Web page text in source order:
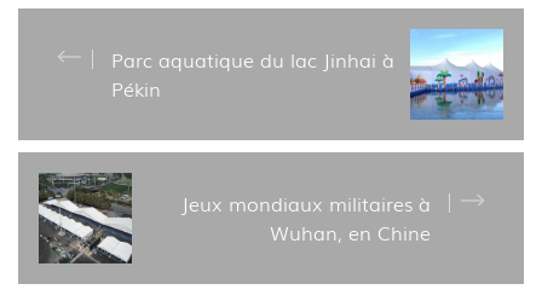
Parc aquatique du lac Jinhai à
Pékin
Jeux mondiaux militaires à
Wuhan, en Chine